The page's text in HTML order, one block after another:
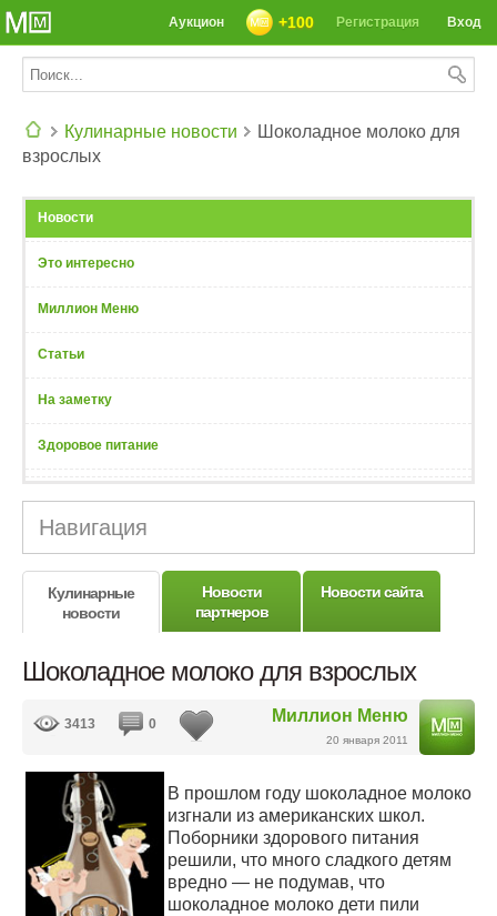
Вход
Регистрация
+100
Аукцион
Кулинарные новости
Шоколадное молоко для
взрослых
Новости
Это интересно
Миллион Меню
Статьи
На заметку
Здоровое питание
Навигация
Кулинарные
новости
Новости
партнеров
Новости сайта
Шоколадное молоко для взрослых
Миллион Меню
20 января 2011
3413 0
В прошлом году шоколадное молоко
изгнали из американских школ.
Поборники здорового питания
решили, что много сладкого детям
вредно — не подумав, что
шоколадное молоко дети пили